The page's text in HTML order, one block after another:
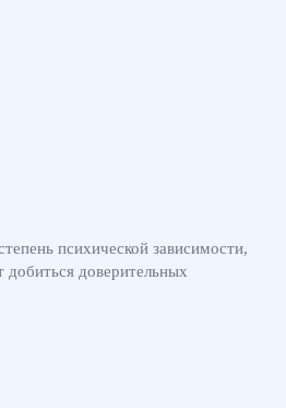
психической зависимости,
доверительных